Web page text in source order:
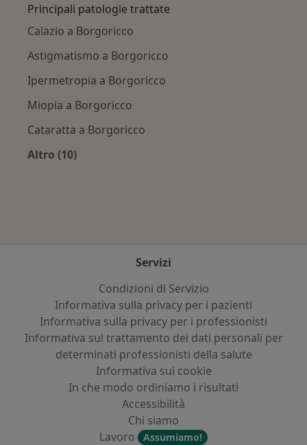
Principali patologie trattate
Calazio a Borgoricco
Astigmatismo a Borgoricco
Ipermetropia a Borgoricco
Miopia a Borgoricco
Cataratta a Borgoricco
Altro (10)
Servizi
Condizioni di Servizio
Informativa sulla privacy per i pazienti
Informativa sulla privacy per i professionisti
Informativa sul trattamento dei dati personali per
determinati professionisti della salute
Informativa sui cookie
In che modo ordiniamo i risultati
Accessibilità
Chi siamo
Lavoro
Assumiamo!